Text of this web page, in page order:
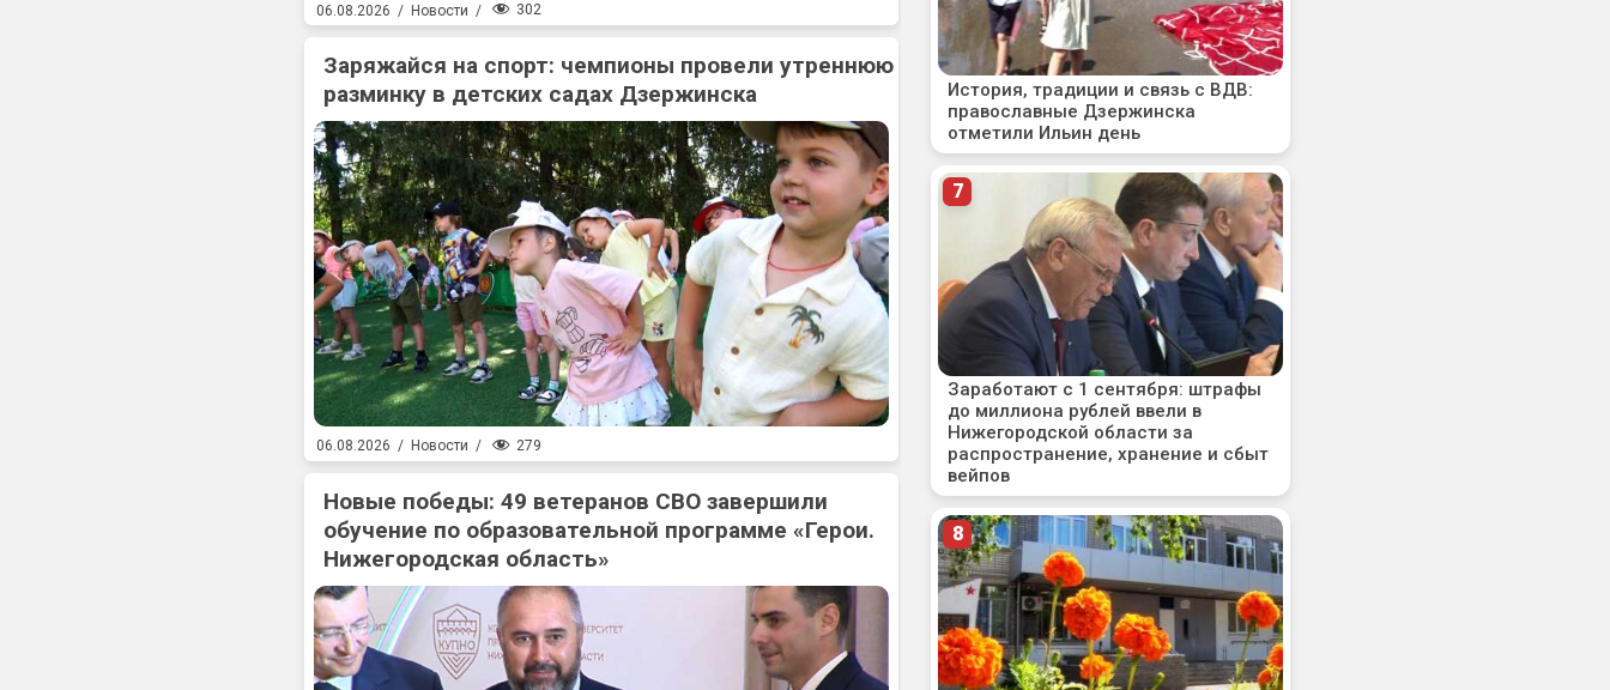
06.08.2026 / Новости / 302
Заряжайся на спорт: чемпионы провели утреннюю
разминку в детских садах Дзержинска
06.08.2026 / Новости / 279
Новые победы: 49 ветеранов СВО завершили
обучение по образовательной программе «Герои.
Нижегородская область»